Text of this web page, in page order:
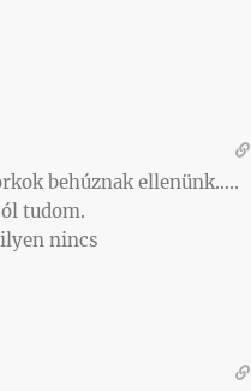
behúznak ellenünk…..
tudom.
nincs